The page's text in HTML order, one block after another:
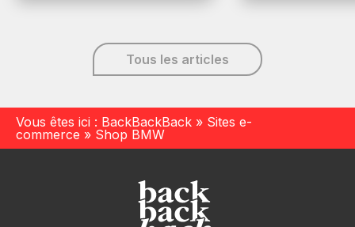
Tous les articles
Vous êtes ici : BackBackBack » Sites e-
commerce » Shop BMW